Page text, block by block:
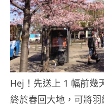
Hej！先送上 1 幅前幾
終於春回大地，可將